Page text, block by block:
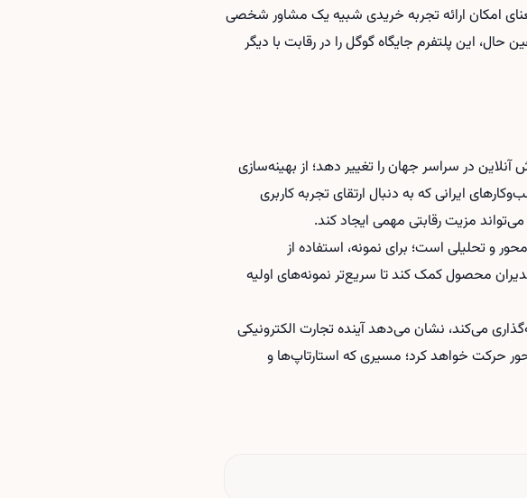
امکان ارائه تجربه خریدی شبیه یک مشاور شخصی
این پلتفرم جایگاه گوگل را در رقابت با دیگر
در سراسر جهان را تغییر دهد؛ از بهینه‌سازی
پویا و پشتیبانی ۲۴ ساعته. برای کسب‌وکارهای ایرانی که به دنبال ارتقای تجربه کاربری
مزیت رقابتی مهمی ایجاد کند.
و تحلیلی است؛ برای نمونه، استفاده از
محصول کمک کند تا سریع‌تر نمونه‌های اولیه
می‌کند، نشان می‌دهد آینده تجارت الکترونیکی
خواهد کرد؛ مسیری که استارتاپ‌ها و